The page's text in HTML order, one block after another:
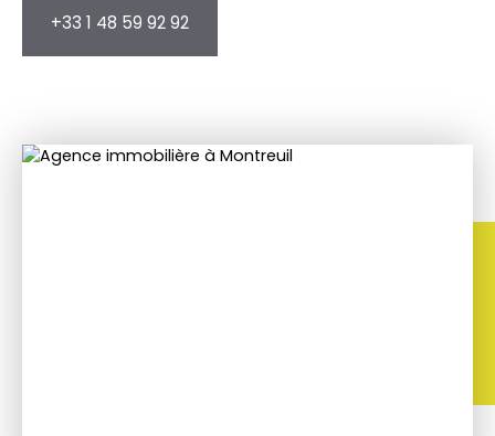
+33 1 48 59 92 92